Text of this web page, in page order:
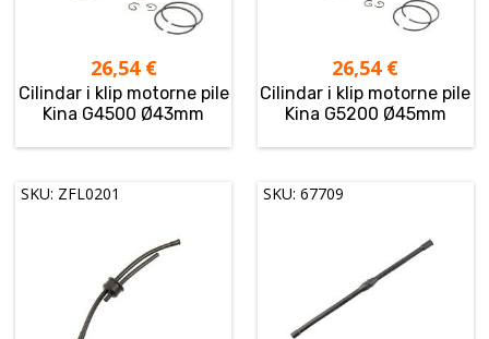
26,54 €
Cilindar i klip motorne pile
Kina G4500 Ø43mm
26,54 €
Cilindar i klip motorne pile
Kina G5200 Ø45mm
SKU: ZFL0201 SKU: 67709